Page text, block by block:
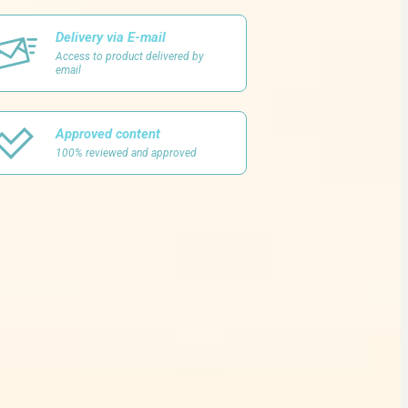
Delivery via E-mail
Access to product delivered by
email
Approved content
100% reviewed and approved